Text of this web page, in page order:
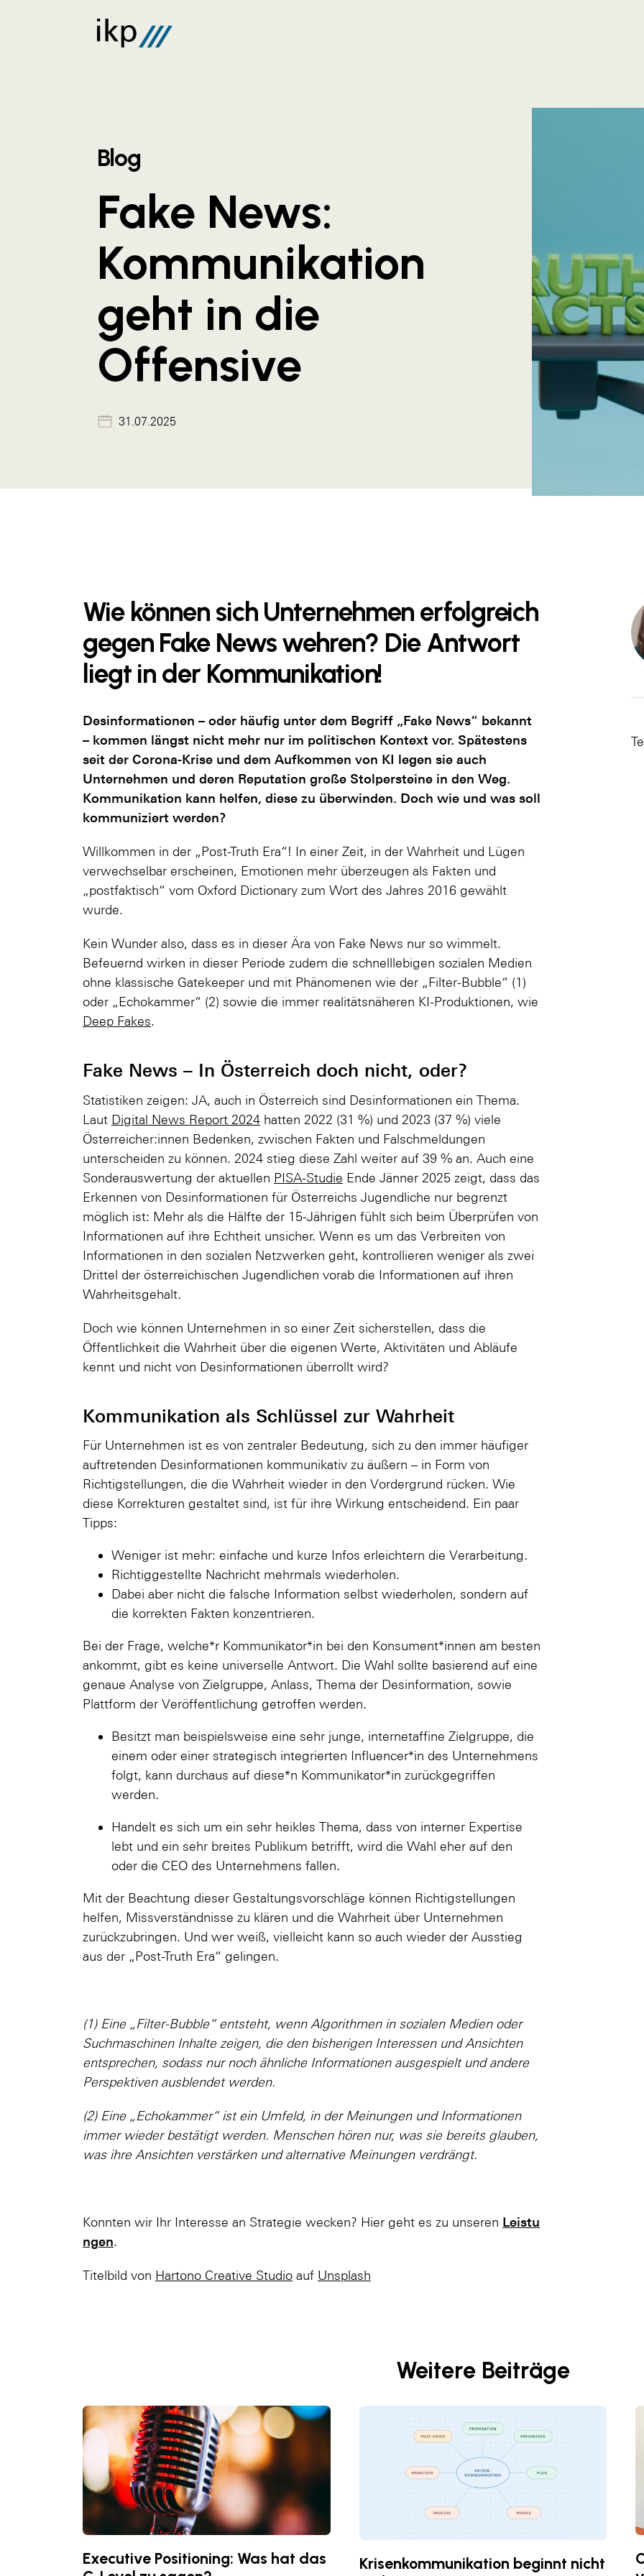
Blog
Fake News:
Kommunikation
geht in die
Offensive
31.07.2025
Wie können sich Unternehmen erfolgreich
gegen Fake News wehren? Die Antwort
liegt in der Kommunikation!
Desinformationen – oder häufig unter dem Begriff „Fake News“ bekannt
– kommen längst nicht mehr nur im politischen Kontext vor. Spätestens
seit der Corona-Krise und dem Aufkommen von KI legen sie auch
Unternehmen und deren Reputation große Stolpersteine in den Weg.
Kommunikation kann helfen, diese zu überwinden. Doch wie und was soll
kommuniziert werden?
Willkommen in der „Post-Truth Era“! In einer Zeit, in der Wahrheit und Lügen
verwechselbar erscheinen, Emotionen mehr überzeugen als Fakten und
„postfaktisch“ vom Oxford Dictionary zum Wort des Jahres 2016 gewählt
wurde.
Kein Wunder also, dass es in dieser Ära von Fake News nur so wimmelt.
Befeuernd wirken in dieser Periode zudem die schnelllebigen sozialen Medien
ohne klassische Gatekeeper und mit Phänomenen wie der „Filter-Bubble“ (1)
oder „Echokammer“ (2) sowie die immer realitätsnäheren KI-Produktionen, wie
Deep Fakes.
Fake News – In Österreich doch nicht, oder?
Statistiken zeigen: JA, auch in Österreich sind Desinformationen ein Thema.
Laut Digital News Report 2024 hatten 2022 (31 %) und 2023 (37 %) viele
Österreicher:innen Bedenken, zwischen Fakten und Falschmeldungen
unterscheiden zu können. 2024 stieg diese Zahl weiter auf 39 % an. Auch eine
Sonderauswertung der aktuellen PISA-Studie Ende Jänner 2025 zeigt, dass das
Erkennen von Desinformationen für Österreichs Jugendliche nur begrenzt
möglich ist: Mehr als die Hälfte der 15-Jährigen fühlt sich beim Überprüfen von
Informationen auf ihre Echtheit unsicher. Wenn es um das Verbreiten von
Informationen in den sozialen Netzwerken geht, kontrollieren weniger als zwei
Drittel der österreichischen Jugendlichen vorab die Informationen auf ihren
Wahrheitsgehalt.
Doch wie können Unternehmen in so einer Zeit sicherstellen, dass die
Öffentlichkeit die Wahrheit über die eigenen Werte, Aktivitäten und Abläufe
kennt und nicht von Desinformationen überrollt wird?
Kommunikation als Schlüssel zur Wahrheit
Für Unternehmen ist es von zentraler Bedeutung, sich zu den immer häufiger
auftretenden Desinformationen kommunikativ zu äußern – in Form von
Richtigstellungen, die die Wahrheit wieder in den Vordergrund rücken. Wie
diese Korrekturen gestaltet sind, ist für ihre Wirkung entscheidend. Ein paar
Tipps:
Weniger ist mehr: einfache und kurze Infos erleichtern die Verarbeitung.
Richtiggestellte Nachricht mehrmals wiederholen.
Dabei aber nicht die falsche Information selbst wiederholen, sondern auf
die korrekten Fakten konzentrieren.
Bei der Frage, welche*r Kommunikator*in bei den Konsument*innen am besten
ankommt, gibt es keine universelle Antwort. Die Wahl sollte basierend auf eine
genaue Analyse von Zielgruppe, Anlass, Thema der Desinformation, sowie
Plattform der Veröffentlichung getroffen werden.
Besitzt man beispielsweise eine sehr junge, internetaffine Zielgruppe, die
einem oder einer strategisch integrierten Influencer*in des Unternehmens
folgt, kann durchaus auf diese*n Kommunikator*in zurückgegriffen
werden.
Handelt es sich um ein sehr heikles Thema, dass von interner Expertise
lebt und ein sehr breites Publikum betrifft, wird die Wahl eher auf den
oder die CEO des Unternehmens fallen.
Mit der Beachtung dieser Gestaltungsvorschläge können Richtigstellungen
helfen, Missverständnisse zu klären und die Wahrheit über Unternehmen
zurückzubringen. Und wer weiß, vielleicht kann so auch wieder der Ausstieg
aus der „Post-Truth Era“ gelingen.
(1) Eine „Filter-Bubble“ entsteht, wenn Algorithmen in sozialen Medien oder
Suchmaschinen Inhalte zeigen, die den bisherigen Interessen und Ansichten
entsprechen, sodass nur noch ähnliche Informationen ausgespielt und andere
Perspektiven ausblendet werden.
(2) Eine „Echokammer“ ist ein Umfeld, in der Meinungen und Informationen
immer wieder bestätigt werden. Menschen hören nur, was sie bereits glauben,
was ihre Ansichten verstärken und alternative Meinungen verdrängt.
Konnten wir Ihr Interesse an Strategie wecken? Hier geht es zu unseren Leistu
ngen.
Titelbild von Hartono Creative Studio auf Unsplash
Weitere Beiträge
Executive Positioning: Was hat das
Krisenkommunikation beginnt nicht